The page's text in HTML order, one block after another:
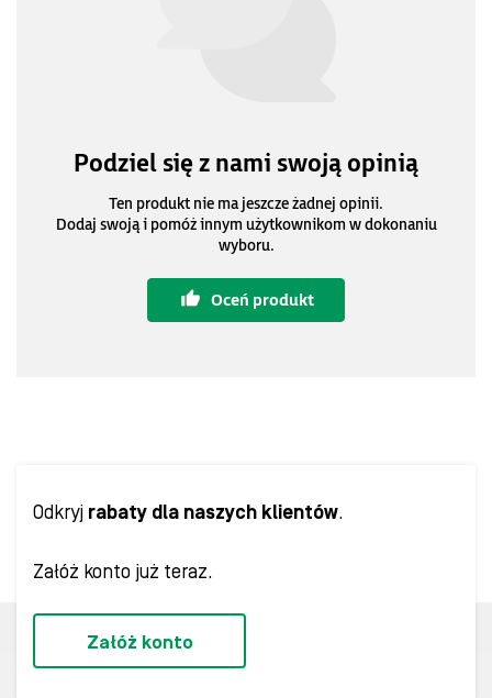
Podziel się z nami swoją opinią
Ten produkt nie ma jeszcze żadnej opinii.
Dodaj swoją i pomóż innym użytkownikom w dokonaniu
wyboru.
Oceń produkt
Odkryj rabaty dla naszych klientów.
Załóż konto już teraz.
Załóż konto